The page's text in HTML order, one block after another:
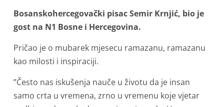
Bosanskohercegovački pisac Semir Krnjić, bio je
gost na N1 Bosne i Hercegovina.
Pričao je o mubarek mjesecu ramazanu, ramazanu
kao milosti i inspiraciji.
”Često nas iskušenja nauče u životu da je insan
samo crta u vremena, zrno u vremenu koje vjetar